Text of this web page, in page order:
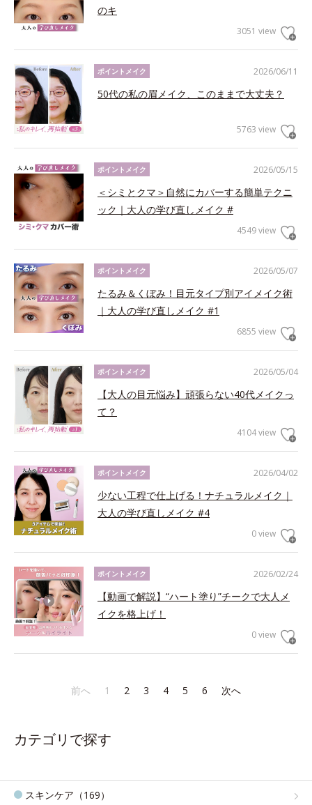
のキ
3051 view
2026/06/11
ポイントメイク
50代の私の眉メイク、このままで大丈夫？
5763 view
2026/05/15
ポイントメイク
＜シミとクマ＞自然にカバーする簡単テクニ
ック｜大人の学び直しメイク #
4549 view
2026/05/07
ポイントメイク
たるみ＆くぼみ！目元タイプ別アイメイク術
｜大人の学び直しメイク #1
6855 view
2026/05/04
ポイントメイク
【大人の目元悩み】頑張らない40代メイクっ
て？
4104 view
2026/04/02
ポイントメイク
少ない工程で仕上げる！ナチュラルメイク｜
大人の学び直しメイク #4
0 view
2026/02/24
ポイントメイク
【動画で解説】“ハート塗り”チークで大人メ
イクを格上げ！
0 view
前へ 1 2 3 4 5 6 次へ
カテゴリで探す
スキンケア（169）